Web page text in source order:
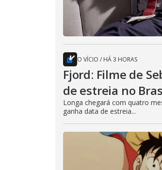
O VÍCIO / HÁ 3 HORAS
Fjord: Filme de
de estreia no
Longa chegará com quatro
ganha data de estreia...